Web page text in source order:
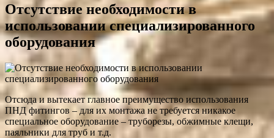
Отсутствие необходимости в
использовании специализированного
оборудования
Отсюда и вытекает главное преимущество использования
ПНД фитингов – для их монтажа не требуется никакое
специальное оборудование – труборезы, обжимные клещи,
паяльники для труб и т.д.